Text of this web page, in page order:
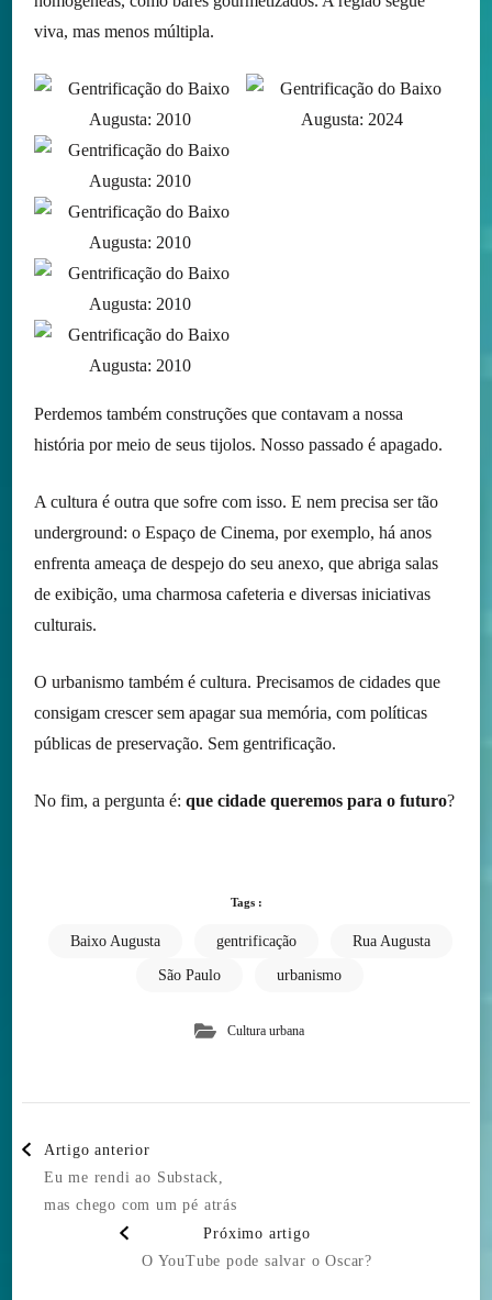
viva, mas menos múltipla.
Perdemos também construções que contavam a nossa
história por meio de seus tijolos. Nosso passado é apagado.
A cultura é outra que sofre com isso. E nem precisa ser tão
underground: o Espaço de Cinema, por exemplo, há anos
enfrenta ameaça de despejo do seu anexo, que abriga salas
de exibição, uma charmosa cafeteria e diversas iniciativas
culturais.
O urbanismo também é cultura. Precisamos de cidades que
consigam crescer sem apagar sua memória, com políticas
públicas de preservação. Sem gentrificação.
No fim, a pergunta é:que cidade queremos para o futuro?
Tags :
Baixo Augusta gentrificação Rua Augusta
São Paulo urbanismo
Cultura urbana
Post
Navigation
Artigo anterior
Eu me rendi ao Substack,
mas chego com um pé atrás
Próximo artigo
O YouTube pode salvar o Oscar?